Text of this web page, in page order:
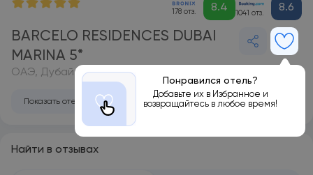
178 отз. 8.4 1041 отз. 8.6
BARCELO RESIDENCES DUBAI
MARINA 5*
Понравился отель?
Добавьте их в Избранное и
возвращайтесь в любое время!
ОАЭ, Дубай
Показать отель на карте
Найти в отзывах